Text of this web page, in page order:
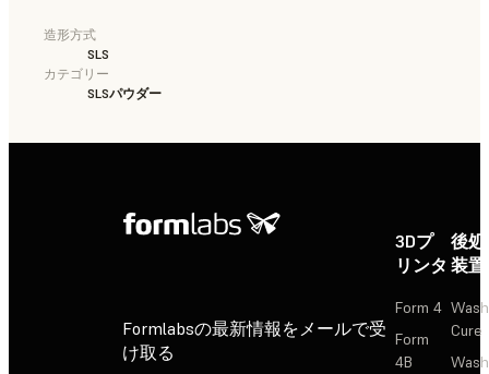
造形方式
SLS
カテゴリー
SLSパウダー
Formlabsの最新情報をメールで受
け取る
3Dプ
リンタ
Form 4
Form
4B
後
装置
Cure